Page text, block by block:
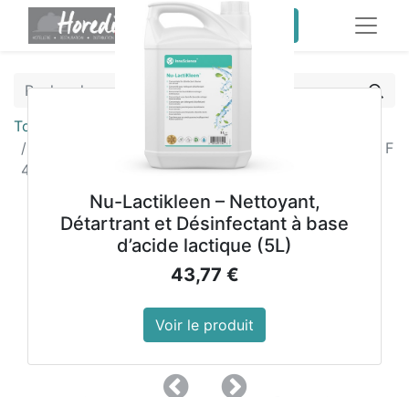
service client pro
Tous les produits
Armoire compacte négative une porte 346L Gram F
420 RG
Nu-Lactikleen – Nettoyant,
Détartrant et Désinfectant à base
d’acide lactique (5L)
43,77 €
Voir le produit